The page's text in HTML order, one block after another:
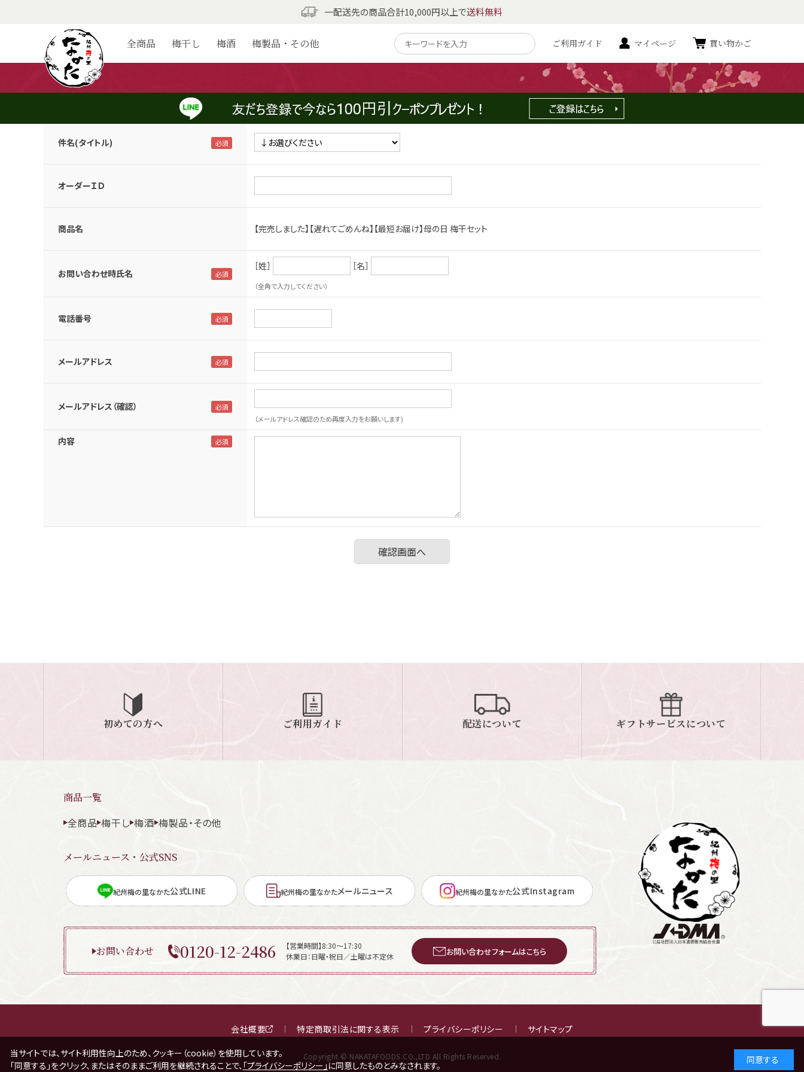
一配送先の商品合計10,000円以上で送料無料
全商品 梅干し 梅酒 梅製品・その他 ご利用ガイド マイページ 買い物かご
お問い合わせ
当店へのご要望は、下記フォームにご記入のうえ送信してください。
また当店のご利用に関する内容につきましては、
なお、恐縮ですが、広告のご提案や業販取引についてのお問い合わせはご遠慮くださいませ。
件名(タイトル)
オーダーＩＤ
商品名 【完売しました】【遅れてごめんね】【最短お届け】母の日 梅干セット
お問い合わせ時氏名
［姓］ ［名］
（全角で入力してください）
電話番号
メールアドレス
メールアドレス（確認）
（メールアドレス確認のため再度入力をお願いします)
内容
初めての方へ ご利用ガイド 配送について ギフトサービスについて
商品一覧
全商品 梅干し 梅酒 梅製品・その他
メールニュース・公式SNS
紀州梅の里なかた公式LINE 紀州梅の里なかたメールニュース 紀州梅の里なかた公式Instagram
お問い合わせ 0120-12-2486
【営業時間】8:30～17:30
休業日：日曜・祝日／土曜は不定休
お問い合わせフォームはこちら
会社概要 特定商取引法に関する表示 プライバシーポリシー サイトマップ
Copyright © NAKATAFOODS.CO.,LTD All Rights Reserved.
当サイトでは、サイト利用性向上のため、クッキー（cookie）を使用しています。
「同意する」をクリック、またはそのままご利用を継続されることで、 「プライバシーポリシー」 に同意したものとみなされます。
同意する